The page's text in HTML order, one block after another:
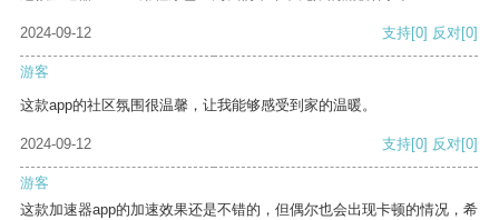
2024-09-12 支持[0] 反对[0]
游客
这款app的社区氛围很温馨，让我能够感受到家的温暖。
2024-09-12 支持[0] 反对[0]
游客
这款加速器app的加速效果还是不错的，但偶尔也会出现卡顿的情况，希